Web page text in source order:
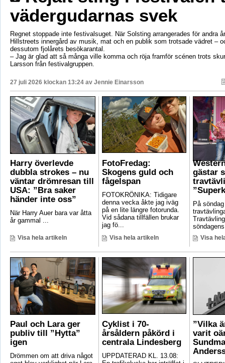
vädergudarnas svek
Regnet stoppade inte festivalsuget. När Solsting arrangerades för andra
Hillstreets innergård av musik, mat och en publik som trotsade vädret –
dessutom fjolårets besökarantal.
– Jag är glad att så många ville komma och röja framför scénen trots
Larsson från festivalgruppen.
27 juli 2026 klockan 13:24 av Jennie Einarsson
Harry överlevde
dubbla strokes – nu
väntar drömresan till
USA: ”Bra saker
händer inte oss”
När Harry Auer bara var åtta
år gammal ...
Visa hela artikeln
FotoFredag:
Skogens guld och
fågelspan
FOTOKRÖNIKA: Tidigare
denna vecka åkte jag iväg
på en lite längre fotorunda.
Vid sådana tillfällen brukar
jag fö...
Visa hela artikeln
gästar
På
Visa
Paul och Lara ger
publiv till ”Hytta”
igen
Drömmen om att driva något
Cyklist i 70-
årsåldern påkörd i
centrala Lindesberg
UPPDATERAD KL. 13.08:
”Vilka
varit